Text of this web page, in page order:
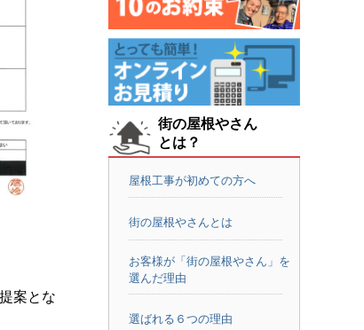
案とな
街の屋根やさん
とは？
屋根工事が初めての方へ
街の屋根やさんとは
お客様が「街の屋根やさん」を
選んだ理由
選ばれる６つの理由